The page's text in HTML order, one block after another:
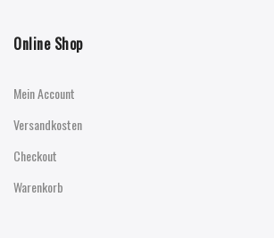
Online Shop
Mein Account
Versandkosten
Checkout
Warenkorb